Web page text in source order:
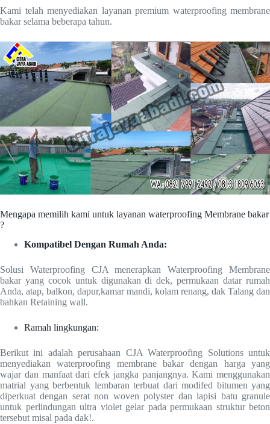
Kami telah menyediakan layanan premium waterproofing membrane
bakar selama beberapa tahun.
Mengapa memilih kami untuk layanan waterproofing Membrane bakar
?
Kompatibel Dengan Rumah Anda:
Solusi Waterproofing CJA menerapkan Waterproofing Membrane
bakar yang cocok untuk digunakan di dek, permukaan datar rumah
Anda, atap, balkon, dapur,kamar mandi, kolam renang, dak Talang dan
bahkan Retaining wall.
Ramah lingkungan:
Berikut ini adalah perusahaan CJA Waterproofing Solutions untuk
menyediakan waterproofing membrane bakar dengan harga yang
wajar dan manfaat dari efek jangka panjangnya. Kami menggunakan
matrial yang berbentuk lembaran terbuat dari modifed bitumen yang
diperkuat dengan serat non woven polyster dan lapisi batu granule
untuk perlindungan ultra violet gelar pada permukaan struktur beton
tersebut misal pada dak!.